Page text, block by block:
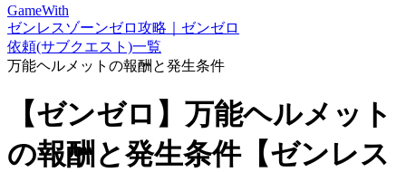
GameWith
ゼンレスゾーンゼロ攻略｜ゼンゼロ
依頼(サブクエスト)一覧
万能ヘルメットの報酬と発生条件
【ゼンゼロ】万能ヘルメット
の報酬と発生条件【ゼンレス